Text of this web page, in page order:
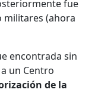
fue
militares (ahora
encontrada sin
un Centro
de la